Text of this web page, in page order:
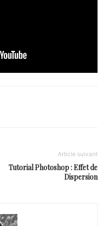
Article suivant
Tutorial Photoshop : Effet de
Dispersion